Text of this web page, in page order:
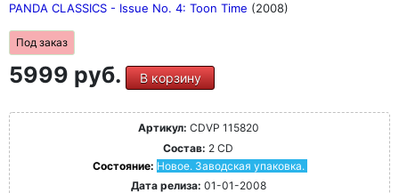
PANDA CLASSICS - Issue No. 4: Toon Time (2008)
Под заказ
5999 руб. В корзину
Артикул: CDVP 115820
Состав: 2 CD
Состояние: Новое. Заводская упаковка.
Дата релиза: 01-01-2008